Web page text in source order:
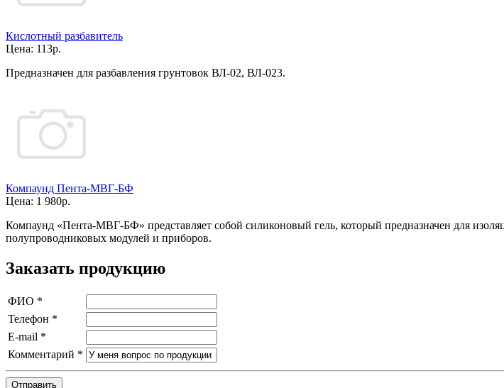
Кислотный разбавитель
Цена: 113р.
Предназначен для разбавления грунтовок ВЛ-02, ВЛ-023.
Компаунд Пента-МВГ-БФ
Цена: 1 980р.
Компаунд «Пента-МВГ-БФ» представляет собой силиконовый гель, который предназначен для
полупроводниковых модулей и приборов.
Заказать продукцию
ФИО *
Телефон *
E-mail *
Комментарий *
Отправить